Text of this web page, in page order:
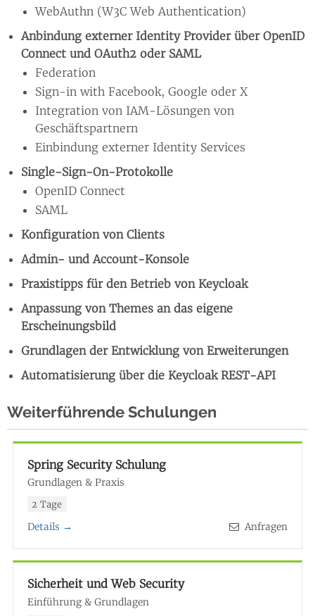
WebAuthn (W3C Web Authentication)
Anbindung externer Identity Provider über OpenID
Connect und OAuth2 oder SAML
Federation
Sign-in with Facebook, Google oder X
Integration von IAM-Lösungen von
Geschäftspartnern
Einbindung externer Identity Services
Single-Sign-On-Protokolle
OpenID Connect
SAML
Konfiguration von Clients
Admin- und Account-Konsole
Praxistipps für den Betrieb von Keycloak
Anpassung von Themes an das eigene
Erscheinungsbild
Grundlagen der Entwicklung von Erweiterungen
Automatisierung über die Keycloak REST-API
Weiterführende Schulungen
Spring Security Schulung
Grundlagen & Praxis
2 Tage
Details →
Anfragen
Sicherheit und Web Security
Einführung & Grundlagen